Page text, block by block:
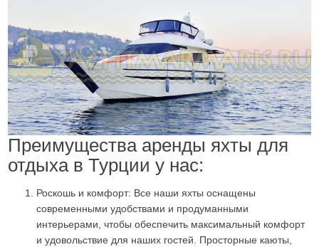
Преимущества аренды яхты для
отдыха в Турции у нас:
Роскошь и комфорт: Все наши яхты оснащены
современными удобствами и продуманными
интерьерами, чтобы обеспечить максимальный комфорт
и удовольствие для наших гостей. Просторные каюты,